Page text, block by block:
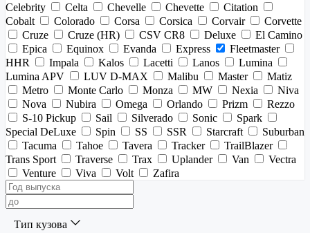
Celebrity
Celta Chevelle Chevette
Citation
Cobalt
Colorado Corsa Corsica Corvair
Corvette
Cruze
Cruze (HR) CSV CR8 Deluxe
El Camino
Epica
Equinox Evanda Express
Fleetmaster
HHR
Impala Kalos Lacetti Lanos
Lumina
Lumina APV
LUV D-MAX Malibu Master
Matiz
Metro
Monte Carlo Monza MW Nexia
Niva
Nova
Nubira Omega Orlando Prizm
Rezzo
S-10 Pickup
Sail Silverado Sonic
Spark
Special DeLuxe
Spin SS SSR Starcraft
Suburban
Tacuma
Tahoe Tavera Tracker
TrailBlazer
Trans Sport
Traverse Trax Uplander Van
Vectra
Venture
Viva Volt Zafira
Тип кузова